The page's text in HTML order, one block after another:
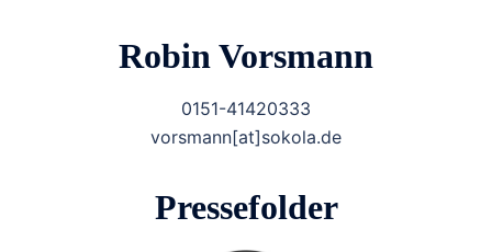
Robin Vorsmann
0151-41420333
vorsmann[at]sokola.de
Pressefolder